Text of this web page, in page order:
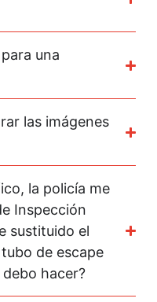
una
las imágenes
la policía me
Inspección
sustituido el
de escape
hacer?